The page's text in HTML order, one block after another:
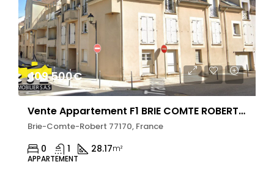
109 500€
Vente Appartement F1 BRIE COMTE ROBERT AVEC PARKING
Brie-Comte-Robert 77170, France
0 1 28.17m²
APPARTEMENT